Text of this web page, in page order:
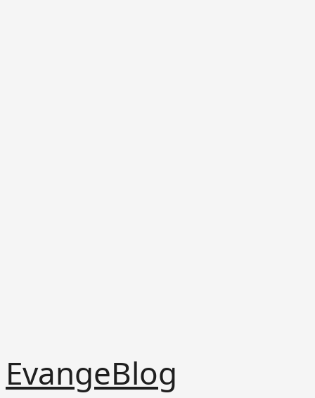
to
content
EvangeBlog